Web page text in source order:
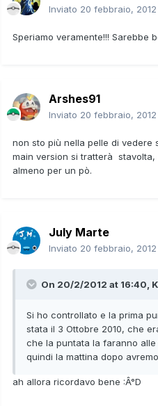
Inviato 20 febbraio, 2012
Speriamo veramente!!! Sarebbe
Arshes91
Inviato 20 febbraio, 2012
non sto più nella pelle di vedere
main version si tratterà
almeno per un pò.
July Marte
Inviato 20 febbraio, 2012
On 20/2/2012 at 16:40,
Si ho controllato e la prima
stata il 3 Ottobre 2010, che
che la puntata la faranno alle
quindi la mattina dopo
ah allora ricordavo bene :Â°D